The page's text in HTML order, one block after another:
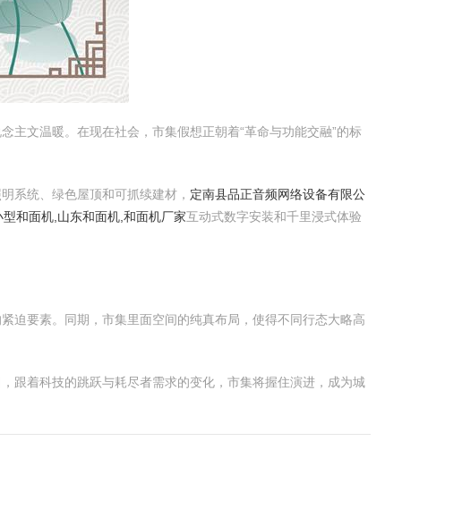
主文温暖。在现在社会，市集假想正朝着“革命与功能交融”的标
系统、绿色屋顶和可抓续建材， 定南县品正音频网络设备有限公
和面机,山东和面机,和面机厂家互动式数字安装和千里浸式体验
迫要素。同期，市集里面空间的纯真布局，使得不同行态大略高
跟着科技的跳跃与耗尽者需求的变化，市集将握住演进，成为城